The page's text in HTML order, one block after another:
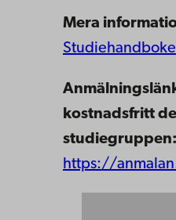
Mera
kostnadsfritt
studiegruppen:
https://